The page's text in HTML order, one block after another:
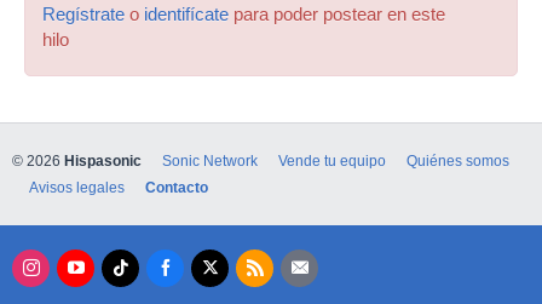
Regístrate o identifícate para poder postear en este
hilo
© 2026 Hispasonic Sonic Network Vende tu equipo
Quiénes somos
Avisos legales
Contacto